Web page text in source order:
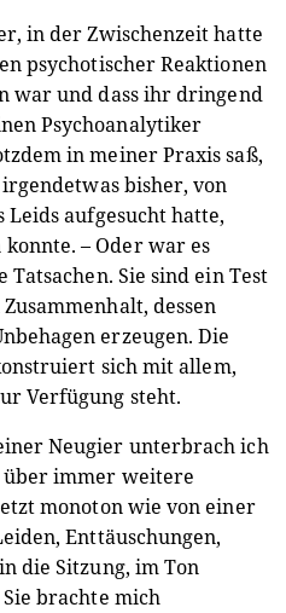
in der Zwischenzeit hatte
psychotischer Reaktionen
war und dass ihr dringend
Psychoanalytiker
in meiner Praxis saß,
bisher, von
aufgesucht hatte,
– Oder war es
Tatsachen. Sie sind ein Test
dessen
erzeugen. Die
sich mit allem,
Verfügung steht.
Neugier unterbrach ich
immer weitere
monoton wie von einer
Enttäuschungen,
die Sitzung, im Ton
brachte mich